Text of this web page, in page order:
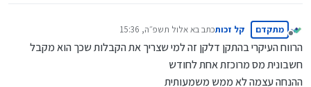
מנותק
מתקדם קל זכותכתב בא אלול תשפ״ה, 15:36
נערך לאחרונה על ידי
הרווח העיקרי בהתקן דלקן זה למי שצריך את הקבלות שכך הוא מקבל
חשבונית מס מרוכזת אחת לחודש
ההנחה עצמה לא ממש משמעותית